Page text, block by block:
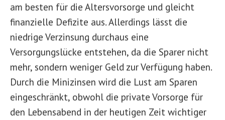
am besten für die Altersvorsorge und gleicht
finanzielle Defizite aus. Allerdings lässt die
niedrige Verzinsung durchaus eine
Versorgungslücke entstehen, da die Sparer nicht
mehr, sondern weniger Geld zur Verfügung haben.
Durch die Minizinsen wird die Lust am Sparen
eingeschränkt, obwohl die private Vorsorge für
den Lebensabend in der heutigen Zeit wichtiger